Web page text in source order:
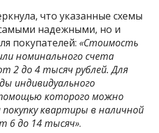
что указанные схемы
надежными, но и
покупателей:«Стоимость
номинального счета
2 до 4 тысяч рублей. Для
индивидуального
помощью которого можно
квартиры в наличной
6 до 14 тысяч».